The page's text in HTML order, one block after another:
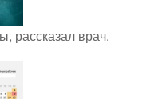
рассказал врач.